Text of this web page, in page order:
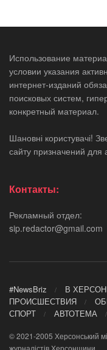
Использование
условии указания
интернет-изданий
поисковых систем,
конкретный материал.
Шановні користувачі!
сайту призначений для
Контакты:
Рекламный отдел:
sip.redactor@gmail.com
#NewsBriz В
ПРОИСШЕСТВИЯ
СПОРТ
АВТОТЕМА
© 2021-2005 Херсонський